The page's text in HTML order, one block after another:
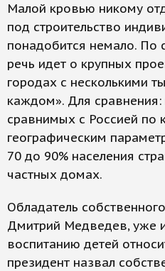
Малой кровью никому
под строительство
понадобится немало. По
речь идет о крупных
городах с несколькими
каждом». Для сравнения:
сравнимых с Россией по
географическим
70 до 90% населения
частных домах.
Обладатель
Дмитрий Медведев, уже
воспитанию детей
президент назвал